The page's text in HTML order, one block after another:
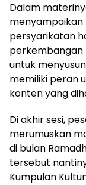
Dalam
menyampaikan
persyarikatan
perkembangan
untuk
memiliki peran
konten yang
Di akhir sesi,
merumuskan
di bulan
tersebut
Kumpulan